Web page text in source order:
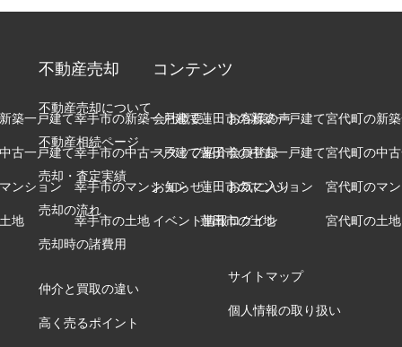
築一戸建て
古一戸建て
ンション
地
幸手市の新築一戸建て
幸手市の中古一戸建て
幸手市のマンション
幸手市の土地
蓮田市の新築一戸建て
蓮田市の中古一戸建て
蓮田市のマンション
蓮田市の土地
宮代町の新
宮代町の中
宮代町のマ
宮代町の土地
不動産売却
不動産売却について
不動産相続ページ
売却・査定実績
売却の流れ
売却時の諸費用
仲介と買取の違い
高く売るポイント
コンテンツ
会社概要
スタッフ紹介
お知らせ
イベント情報
お客様の声
会員登録
お気に入り
ログイン
サイトマップ
個人情報の取り扱い